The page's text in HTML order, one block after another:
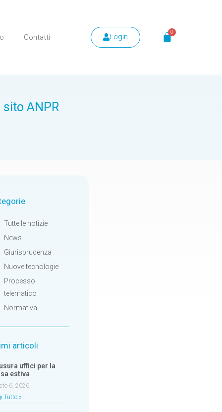
Contatti Login
ANPR
Tutte le notizie
News
Giurisprudenza
Nuove tecnologie
Processo
telematico
Normativa
articoli
uffici per la
estiva
6, 2026
Tutto »